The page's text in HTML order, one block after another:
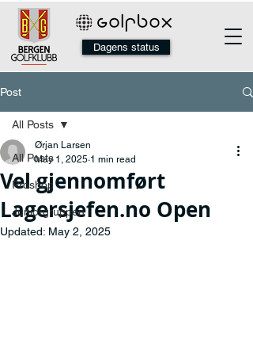
Dagens status
Post
All Posts
Proshop
Juniorgruppen
All Posts
Vel gjennomført
Lagersjefen.no Open
Ørjan Larsen
May 1, 2025 1 min read
Updated: May 2, 2025